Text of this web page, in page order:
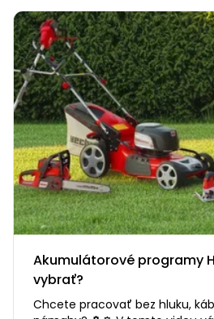
Akumulátorové programy
vybrať?
Chcete pracovať bez hluku,